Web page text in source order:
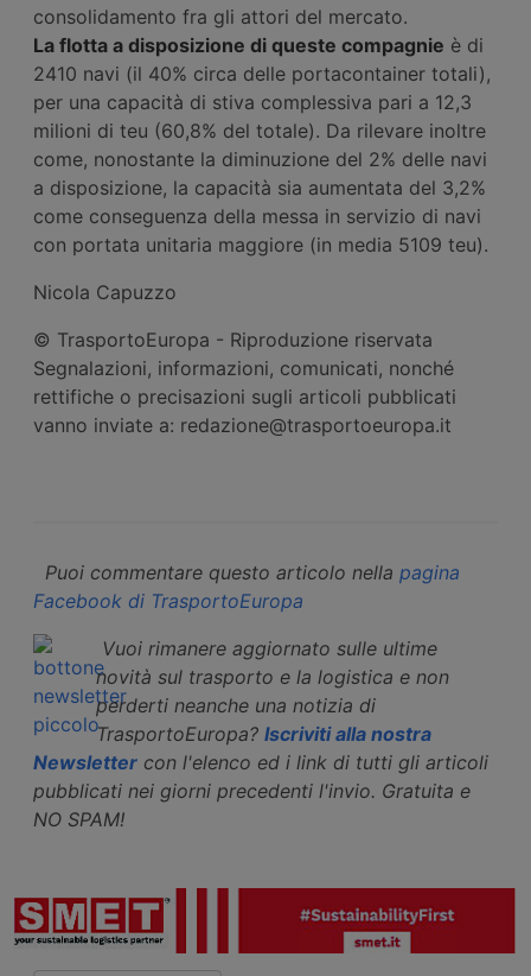
consolidamento fra gli attori del mercato.
La flotta a disposizione di queste compagnie è di
2410 navi (il 40% circa delle portacontainer totali),
per una capacità di stiva complessiva pari a 12,3
milioni di teu (60,8% del totale). Da rilevare inoltre
come, nonostante la diminuzione del 2% delle navi
a disposizione, la capacità sia aumentata del 3,2%
come conseguenza della messa in servizio di navi
con portata unitaria maggiore (in media 5109 teu).
Nicola Capuzzo
© TrasportoEuropa - Riproduzione riservata
Segnalazioni, informazioni, comunicati, nonché
rettifiche o precisazioni sugli articoli pubblicati
vanno inviate a: redazione@trasportoeuropa.it
Puoi commentare questo articolo nella pagina
Facebook di TrasportoEuropa
Vuoi rimanere aggiornato sulle ultime
novità sul trasporto e la logistica e non
perderti neanche una notizia di
TrasportoEuropa? Iscriviti alla nostra
Newsletter con l'elenco ed i link di tutti gli articoli
pubblicati nei giorni precedenti l'invio. Gratuita e
NO SPAM!